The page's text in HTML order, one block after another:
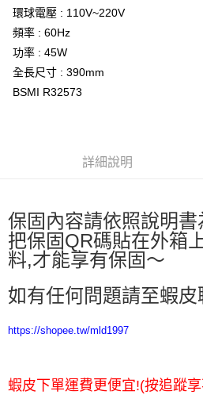
宅配
每筆NT$100，滿NT$2,000(含以上)免
環球電壓 : 110V~220V
頻率 : 60Hz
功率 : 45W
全長尺寸 : 390mm
BSMI R32573
詳細說明
保固內容請依照說明
把保固QR碼貼在外箱
料,才能享有保固～
如有任何問題請至蝦皮
https://shopee.tw/mld1997
蝦皮下單運費更便宜!(按追蹤